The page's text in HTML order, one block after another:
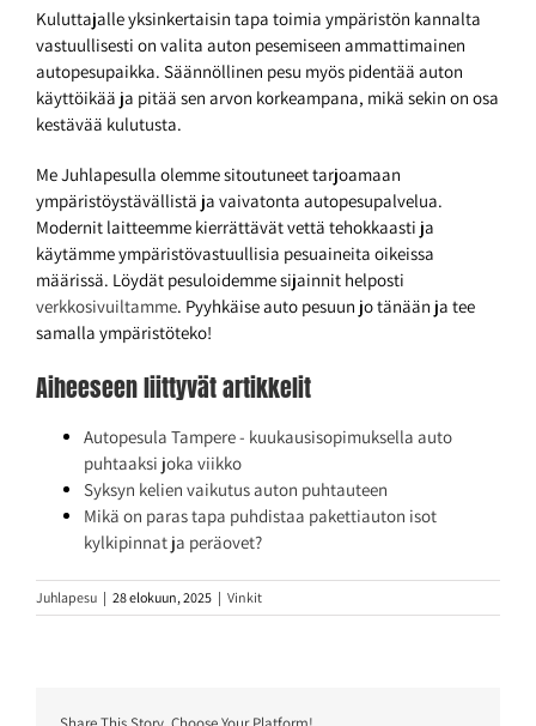
Kuluttajalle yksinkertaisin tapa toimia ympäristön kannalta
vastuullisesti on valita auton pesemiseen ammattimainen
autopesupaikka. Säännöllinen pesu myös pidentää auton
käyttöikää ja pitää sen arvon korkeampana, mikä sekin on osa
kestävää kulutusta.
Me Juhlapesulla olemme sitoutuneet tarjoamaan
ympäristöystävällistä ja vaivatonta autopesupalvelua.
Modernit laitteemme kierrättävät vettä tehokkaasti ja
käytämme ympäristövastuullisia pesuaineita oikeissa
määrissä. Löydät pesuloidemme sijainnit helposti
verkkosivuiltamme. Pyyhkäise auto pesuun jo tänään ja tee
samalla ympäristöteko!
Aiheeseen liittyvät artikkelit
Autopesula Tampere - kuukausisopimuksella auto
puhtaaksi joka viikko
Syksyn kelien vaikutus auton puhtauteen
Mikä on paras tapa puhdistaa pakettiauton isot
kylkipinnat ja peräovet?
Juhlapesu | 28 elokuun, 2025 | Vinkit